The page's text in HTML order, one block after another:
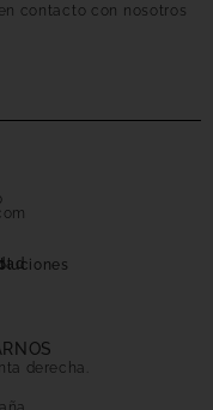
contacto con nosotros
derecha.